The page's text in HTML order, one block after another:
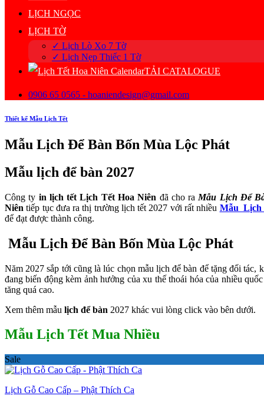
LỊCH NGỌC
LỊCH TỜ
✓ Lịch Lò Xo 7 Tờ
✓ Lịch Nẹp Thiếc 1 Tờ
TẢI CATALOGUE
0906 65 0565 - hoaniendesign@gmail.com
Thiết kế Mẫu Lịch Tết
Mẫu Lịch Để Bàn Bốn Mùa Lộc Phát
Mẫu lịch để bàn 2027
Công ty in lịch tết Lịch Tết Hoa Niên đã cho ra Mẫu Lịch Để
Niên tiếp tục đưa ra thị trường lịch tết 2027 với rất nhiều Mẫu Lịch
để đạt được thành công.
Mẫu Lịch Để Bàn Bốn Mùa Lộc Phát
Năm 2027 sắp tới cũng là lúc chọn mẫu lịch để bàn để tặng đối
đang biến động kèm ảnh hưởng của xu thế thoái hóa của nhiều
tăng quá cao.
Xem thêm mẫu lịch để bàn 2027 khác vui lòng click vào bên dưới.
Mẫu Lịch Tết Mua Nhiều
Sale
Lịch Gỗ Cao Cấp – Phật Thích Ca